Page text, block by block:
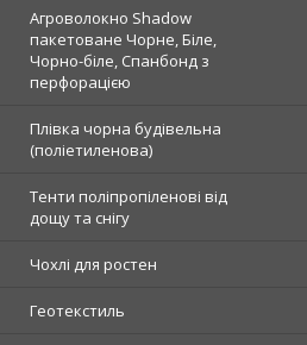
Агроволокно Shadow
пакетоване Чорне, Біле,
Чорно-біле, Спанбонд з
перфорацією
Плівка чорна будівельна
(поліетиленова)
Тенти поліпропіленові від
дощу та снігу
Чохлі для ростен
Геотекстиль